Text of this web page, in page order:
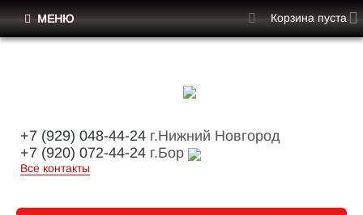
+7 (929) 048-44-24 г.Нижний Новгород
+7 (920) 072-44-24 г.Бор
Все контакты
МЕНЮ Корзина пуста